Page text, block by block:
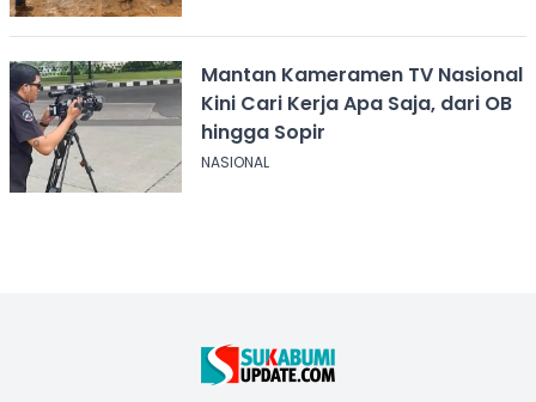
Mantan Kameramen TV Nasional
Kini Cari Kerja Apa Saja, dari OB
hingga Sopir
NASIONAL